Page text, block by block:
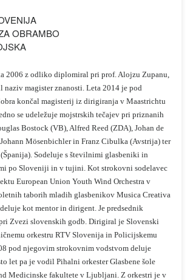
OBRAMBO
2006 z odliko diplomiral pri prof. Alojzu Zupanu,
naziv magister znanosti. Leta 2014 je pod
končal magisterij iz dirigiranja v Maastrichtu
se udeležuje mojstrskih tečajev pri priznanih
Bostock (VB), Alfred Reed (ZDA), Johan de
Mösenbichler in Franz Cibulka (Avstrija) ter
Sodeluje s številnimi glasbeniki in
po Sloveniji in v tujini. Kot strokovni sodelavec
European Union Youth Wind Orchestra v
taborih mladih glasbenikov Musica Creativa
kot mentor in dirigent. Je predsednik
Zvezi slovenskih godb. Dirigiral je Slovenski
orkestru RTV Slovenija in Policijskemu
pod njegovim strokovnim vodstvom deluje
let pa je vodil Pihalni orkester Glasbene šole
Medicinske fakultete v Ljubljani. Z orkestri je v